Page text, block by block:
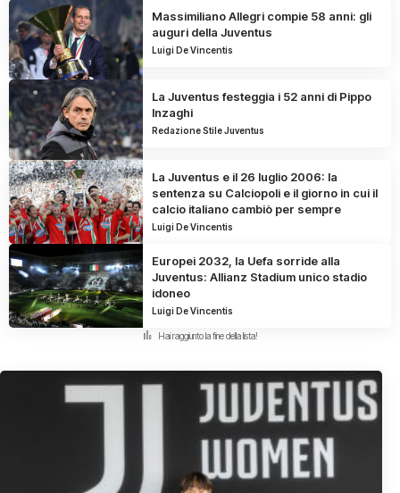
Massimiliano Allegri compie 58 anni: gli
auguri della Juventus
Luigi De Vincentis
La Juventus festeggia i 52 anni di Pippo
Inzaghi
Redazione Stile Juventus
La Juventus e il 26 luglio 2006: la
sentenza su Calciopoli e il giorno in cui il
calcio italiano cambiò per sempre
Luigi De Vincentis
Europei 2032, la Uefa sorride alla
Juventus: Allianz Stadium unico stadio
idoneo
Luigi De Vincentis
Hai raggiunto la fine della lista!